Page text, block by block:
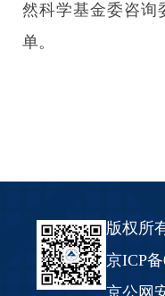
然科学基金委咨询
单。
版权所
京ICP
京公网